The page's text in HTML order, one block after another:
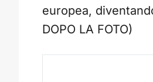
europea,
DOPO LA FOTO)